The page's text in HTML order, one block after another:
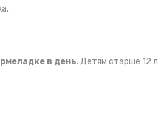
в день. Детям старше 12
рекомендуется